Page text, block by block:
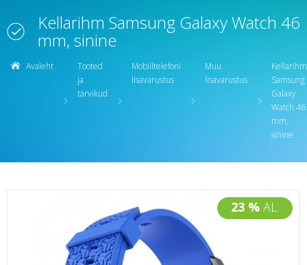
Kellarihm Samsung Galaxy Watch 46
mm, sinine
Avaleht
Tooted
ja
tarvikud
Mobiiltelefoni
lisavarustus
Muu
lisavarustus
Kellarihm
Samsung
Galaxy
Watch 46
mm,
sinine
23 % AL.